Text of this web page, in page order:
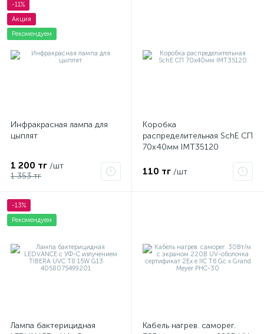
-11%
Акция
Рекомендуем
Инфракрасная лампа для
цыплят
1 200 тг /шт
1 353 тг
Коробка
распределительная SchE СП
70х40мм IMT35120
110 тг /шт
-13%
Рекомендуем
Лампа бактерицидная
Кабель нагрев. саморег.